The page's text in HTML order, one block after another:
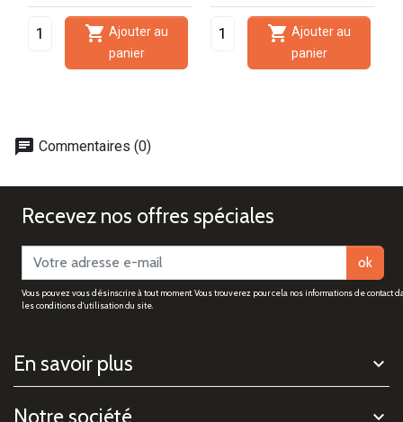
Ajouter au
panier
Ajouter au
panier
chat Commentaires (0)
Recevez nos offres spéciales
ok
Vous pouvez vous désinscrire à tout moment. Vous trouverez pour cela nos informations de contact
les conditions d'utilisation du site.
En savoir plus
Notre société